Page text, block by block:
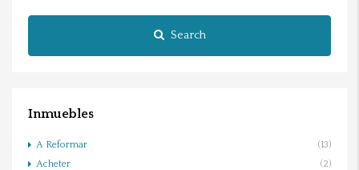
Search
Inmuebles
A Reformar
(13)
Acheter
(2)